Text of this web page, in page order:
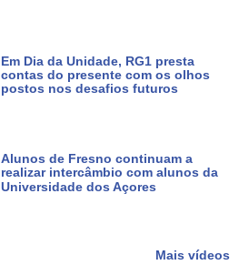
Em Dia da Unidade, RG1 presta
contas do presente com os olhos
postos nos desafios futuros
Alunos de Fresno continuam a
realizar intercâmbio com alunos da
Universidade dos Açores
Mais vídeos